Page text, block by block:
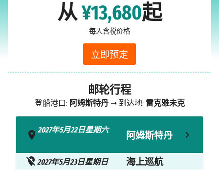
从¥13,680起
每人含税价格
立即预定
邮轮行程
登船港口: 阿姆斯特丹➞ 到达地: 雷克雅未克
2027年5月22日星期六
阿姆斯特丹
2027年5月23日星期日 海上巡航